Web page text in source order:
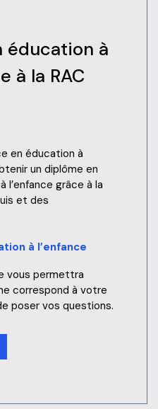
éducation à
à la RAC
en éducation à
un diplôme en
l’enfance grâce à la
et des
à l’enfance
vous permettra
correspond à votre
poser vos questions.